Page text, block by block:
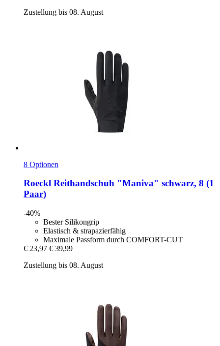
Zustellung bis 08. August
8 Optionen
Roeckl Reithandschuh "Maniva" schwarz, 8 (1
Paar)
-40%
Bester Silikongrip
Elastisch & strapazierfähig
Maximale Passform durch COMFORT-CUT
€ 23,97 € 39,99
Zustellung bis 08. August